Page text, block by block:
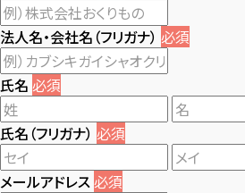
法人名・会社名（フリガナ） 必須
氏名 必須
氏名（フリガナ） 必須
メールアドレス必須